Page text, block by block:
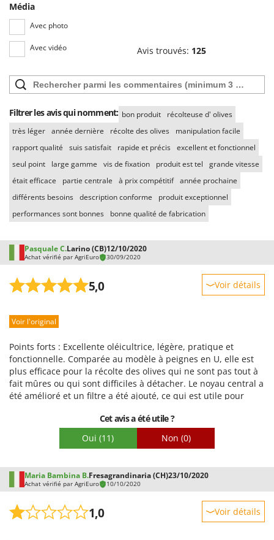
Média
Avec photo
Avec vidéo Avis trouvés: 125
Filtrer les avis qui nomment: bon produit
récolteuse d' olives
très léger année dernière récolte des olives
manipulation facile
rapport qualité
suis satisfait rapide et précis excellent et fonctionnel
seul point
large gamme vis de fixation produit est tel
grande vitesse
était efficace
partie centrale à prix compétitif année prochaine
différents besoins description conforme
produit exceptionnel
performances sont bonnes
bonne qualité de fabrication
Pasquale C.Larino (CB)12/10/2020
Achat vérifié par AgriEuro 30/09/2020
5,0 Voir détails
Prestations
Qualité / Prix
Facilité de montage
Emballage
Voir l'original
Points forts : Excellente oléicultrice, légère, pratique et
fonctionnelle. Comparée au modèle à peignes en U, elle est
plus efficace pour la récolte des olives qui ne sont pas tout à
fait mûres ou qui sont difficiles à détacher. Le noyau central a
été amélioré et un filtre a été ajouté, ce qui est utile pour
interchangeables. La nouvelle couleur est magnifique.
Cet avis a été utile ?
Oui (11) Non (0)
Maria Bambina B.Fresagrandinaria (CH)23/10/2020
Achat vérifié par AgriEuro 10/10/2020
1,0 Voir détails